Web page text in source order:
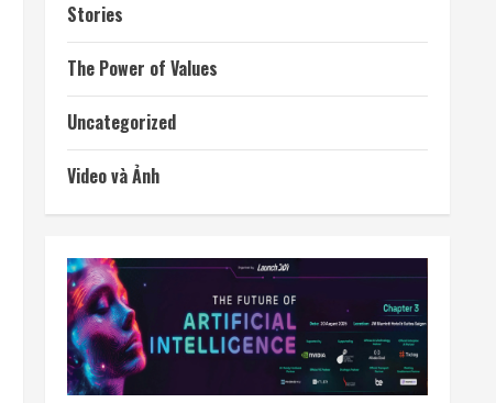
Stories
The Power of Values
Uncategorized
Video và Ảnh